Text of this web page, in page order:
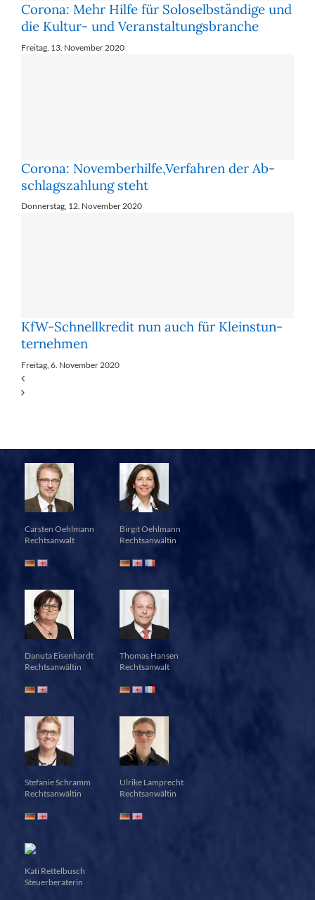
Corona: Mehr Hil­fe für So­lo­selb­stän­di­ge und
die Kul­tur- und Ver­an­stal­tungs­bran­che
Freitag, 13. November 2020
Corona: No­vem­ber­hil­fe,Ver­fah­ren der Ab­
schlags­zah­lung steht
Donnerstag, 12. November 2020
KfW-Schnell­kre­dit nun auch für Klein­st­un­
ter­neh­men
Freitag, 6. November 2020
Carsten Oehlmann
Rechtsanwalt
Birgit Oehlmann
Rechtsanwältin
Danuta Eisenhardt
Rechtsanwältin
Thomas Hansen
Rechtsanwalt
Stefanie Schramm
Rechtsanwältin
Ulrike Lamprecht
Rechtsanwältin
Kati Rettelbusch
Steuerberaterin